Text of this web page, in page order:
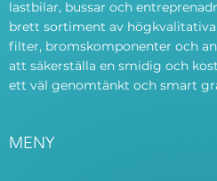
lastbilar, bussar och
brett sortiment av
filter, bromskomponenter och
att säkerställa en smidig och
ett väl genomtänkt och smart
MENY